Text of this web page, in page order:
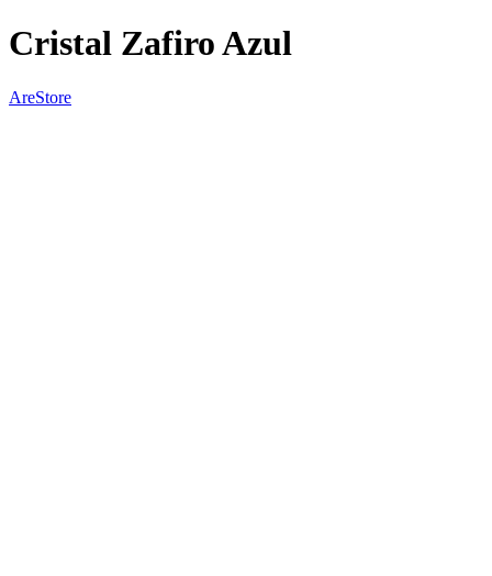
Cristal Zafiro Azul
AreStore